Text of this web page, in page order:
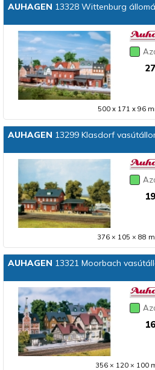
AUHAGEN 13328 Wittenburg
500 x 171 x 96
AUHAGEN 13299 Klasdorf
376 × 105 × 88
AUHAGEN 13321 Moorbach
356 × 120 × 100